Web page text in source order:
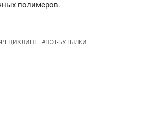
полимеров.
РЕЦИКЛИНГ #ПЭТ-БУТЫЛКИ